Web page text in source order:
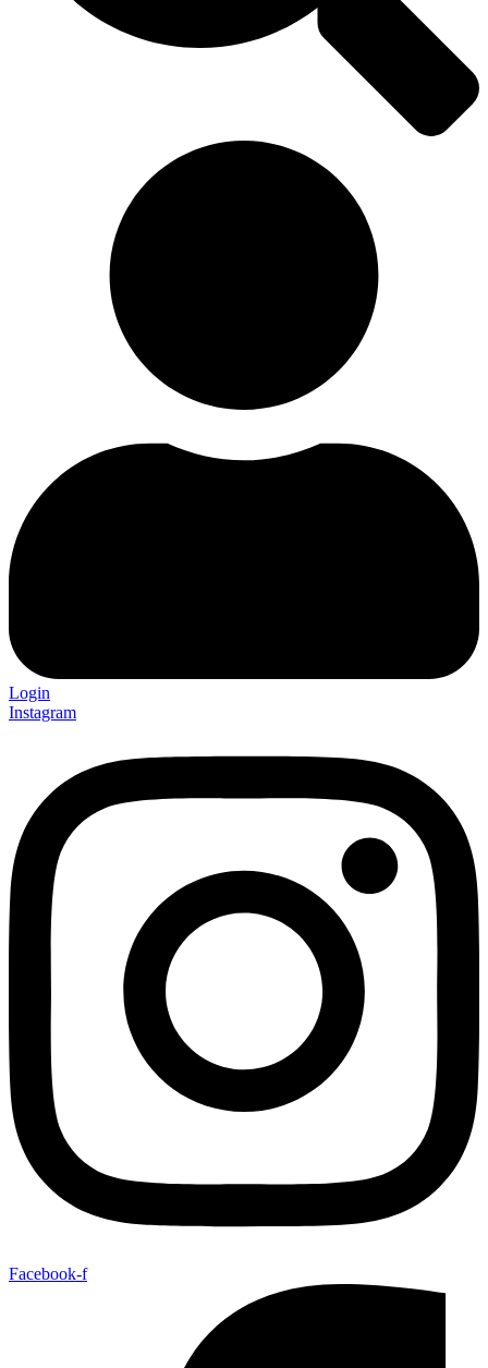
Login
Instagram
Facebook-f